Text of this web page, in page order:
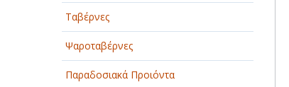
ΤΕΧΝΙΚΑ - ΚΑΤΑΣΚΕΥΑΣΤΙΚΑ
ΤΕΧΝΟΛΟΓΙΑ
ΥΓΕΙΑ - ΙΑΤΡΟΙ
Ταβέρνες
Ψαροταβέρνες
Παραδοσιακά Προιόντα